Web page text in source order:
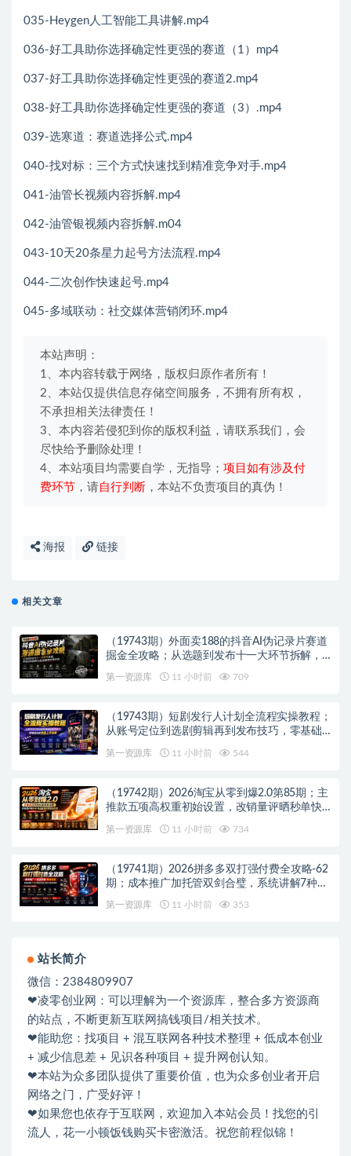
035-Heygen人工智能工具讲解.mp4
036-好工具助你选择确定性更强的赛道（1）mp4
037-好工具助你选择确定性更强的赛道2.mp4
038-好工具助你选择确定性更强的赛道（3）.mp4
039-选寒道：赛道选择公式.mp4
040-找对标：三个方式快速找到精准竞争对手.mp4
041-油管长视频内容拆解.mp4
042-油管银视频内容拆解.m04
043-10天20条星力起号方法流程.mp4
044-二次创作快速起号.mp4
045-多域联动：社交媒体营销闭环.mp4
本站声明：
1、本内容转载于网络，版权归原作者所有！
2、本站仅提供信息存储空间服务，不拥有所有权，
不承担相关法律责任！
3、本内容若侵犯到你的版权利益，请联系我们，会
尽快给予删除处理！
4、本站项目均需要自学，无指导； 项目如有涉及付
费环节 ，请自行判断 ，本站不负责项目的真伪！
海报 链接
相关文章
（19743期）外面卖188的抖音AI伪记录片赛道
掘金全攻略；从选题到发布十一大环节拆解，
第一资源库 11 小时前 709
（19743期）短剧发行人计划全流程实操教程；
从账号定位到选剧剪辑再到发布技巧，零基础
第一资源库 11 小时前 544
（19742期）2026淘宝从零到爆2.0第85期；主
推款五项高权重初始设置，改销量评晒秒单快
第一资源库 11 小时前 734
（19741期）2026拼多多双打强付费全攻略-62
期；成本推广加托管双剑合璧，系统讲解7种付
第一资源库 11 小时前 353
站长简介
微信：2384809907
❤凌零创业网：可以理解为一个资源库，整合多方资源商
的站点，不断更新互联网搞钱项目/相关技术。
❤能助您：找项目 + 混互联网各种技术整理 + 低成本创业
+ 减少信息差 + 见识各种项目 + 提升网创认知。
❤本站为众多团队提供了重要价值，也为众多创业者开启
网络之门，广受好评！
❤如果您也依存于互联网，欢迎加入本站会员！找您的引
流人，花一小顿饭钱购买卡密激活。祝您前程似锦！